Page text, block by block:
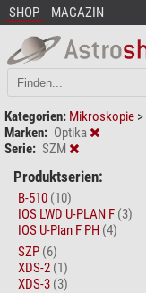
SHOP MAGAZIN
Kategorien: Mikroskopie >
Marken: Optika
Serie: SZM
Produktserien:
B-510 (10)
IOS LWD U-PLAN F (3)
IOS U-Plan F PH (4)
SZP (6)
XDS-2 (1)
XDS-3 (3)